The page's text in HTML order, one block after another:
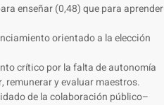
enseñar (0,48) que para aprender
orientado a la elección
crítico por la falta de autonomía
remunerar y evaluar maestros.
de la colaboración público–